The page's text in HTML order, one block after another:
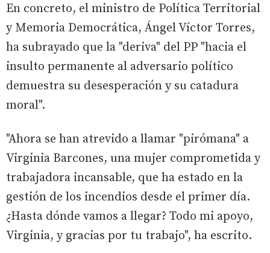
En concreto, el ministro de Política Territorial
y Memoria Democrática, Ángel Víctor Torres,
ha subrayado que la "deriva" del PP "hacia el
insulto permanente al adversario político
demuestra su desesperación y su catadura
moral".
"Ahora se han atrevido a llamar "pirómana" a
Virginia Barcones, una mujer comprometida y
trabajadora incansable, que ha estado en la
gestión de los incendios desde el primer día.
¿Hasta dónde vamos a llegar? Todo mi apoyo,
Virginia, y gracias por tu trabajo", ha escrito.